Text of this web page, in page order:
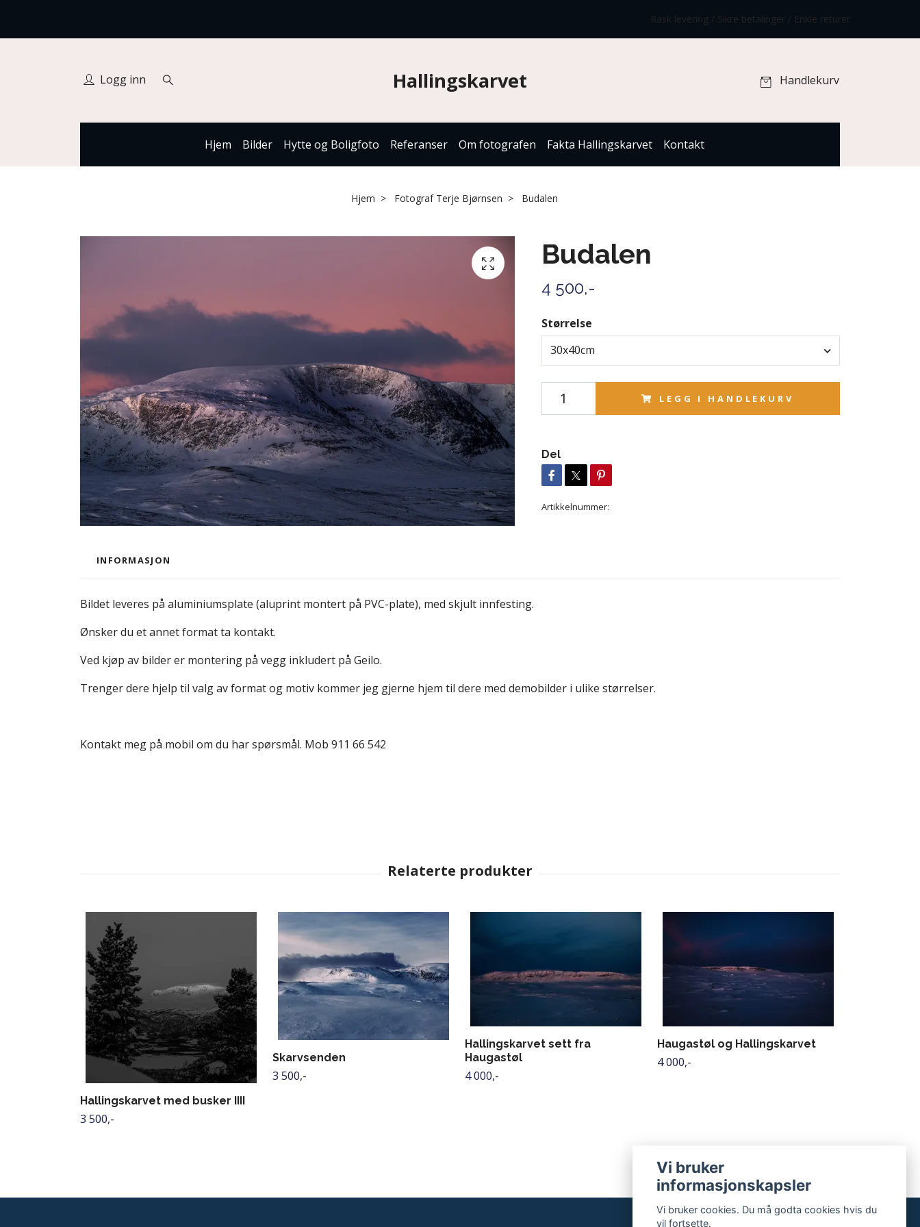
Rask levering / Sikre betalinger / Enkle returer
Logg inn Hallingskarvet Handlekurv
Hjem Bilder Hytte og Boligfoto Referanser Om fotografen Fakta Hallingskarvet Kontakt
Hjem Fotograf Terje Bjørnsen Budalen
Budalen
4 500,-
Størrelse
30x40cm
LEGG I HANDLEKURV
Del
Artikkelnummer:
INFORMASJON
Bildet leveres på aluminiumsplate (aluprint montert på PVC-plate), med skjult innfesting.
Ønsker du et annet format ta kontakt.
Ved kjøp av bilder er montering på vegg inkludert på Geilo.
Trenger dere hjelp til valg av format og motiv kommer jeg gjerne hjem til dere med demobilder i ulike størrelser.
Kontakt meg på mobil om du har spørsmål. Mob 911 66 542
Hallingskarvet med busker IIII
3 500,-
Skarvsenden
3 500,-
Hallingskarvet sett fra
Haugastøl
4 000,-
Haugastøl og Hallingskarvet
4 000,-
Vi bruker
informasjonskapsler
Vi bruker cookies. Du må godta cookies hvis du
vil fortsette.